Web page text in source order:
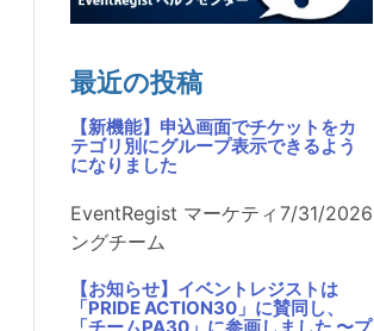
最近の投稿
【新機能】申込画面でチケットをカ
テゴリ別にグループ表示できるよう
になりました
EventRegist マーケティ
ングチーム
7/31/2026
【お知らせ】イベントレジストは
「PRIDE ACTION30」に賛同し、